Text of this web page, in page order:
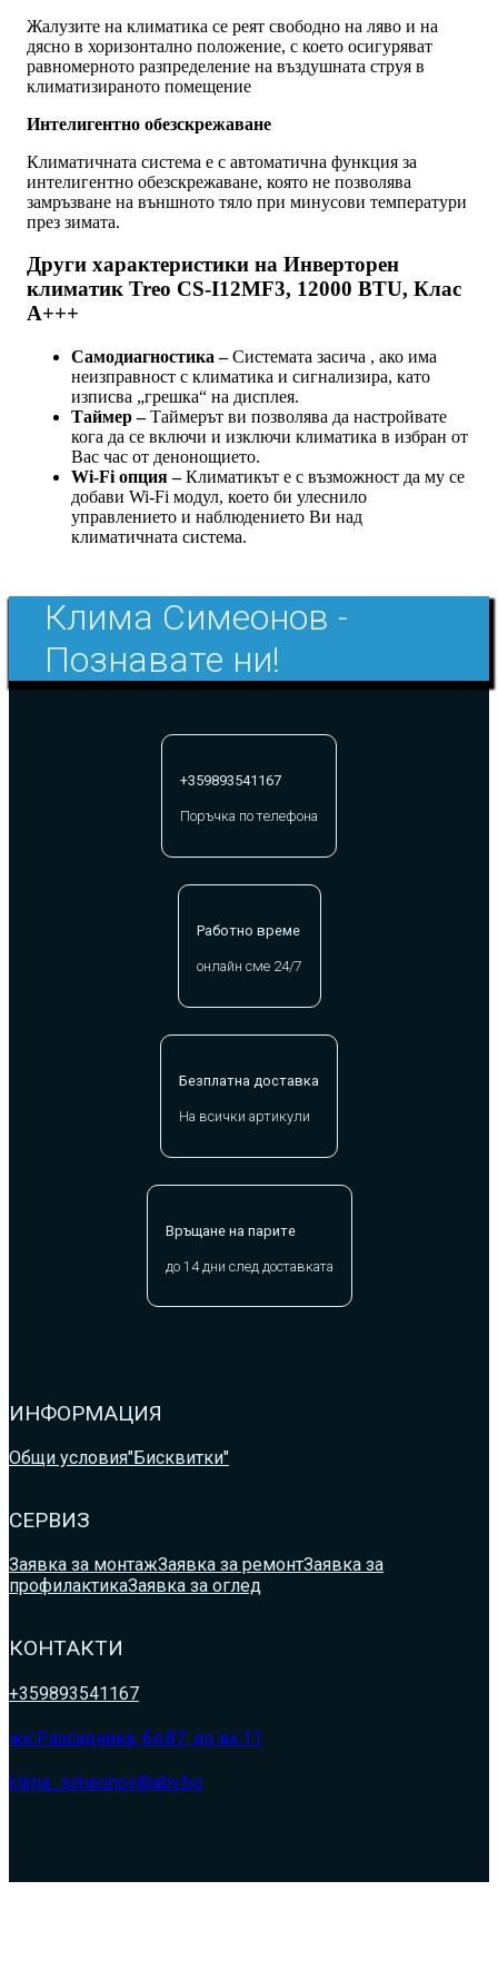
Жалузите на климатика се реят свободно на ляво и на
дясно в хоризонтално положение, с което осигуряват
равномерното разпределение на въздушната струя в
климатизираното помещение
Интелигентно обезскрежаване
Климатичната система е с автоматична функция за
интелигентно обезскрежаване, която не позволява
замръзване на външното тяло при минусови температури
през зимата.
Други характеристики на Инверторен
климатик Treo CS-I12MF3, 12000 BTU, Клас
А+++
Самодиагностика –Системата засича , ако има
неизправност с климатика и сигнализира, като
изписва „грешка“ на дисплея.
Таймер –Таймерът ви позволява да настройвате
кога да се включи и изключи климатика в избран от
Вас час от денонощието.
Wi-Fi опция–Климатикът е с възможност да му се
добави Wi-Fi модул, което би улеснило
управлението и наблюдението Ви над
климатичната система.
Клима Симеонов -
Познавате ни!
+359893541167
Поръчка по телефона
Работно време
онлайн сме 24/7
Безплатна доставка
На всички артикули
Връщане на парите
до 14 дни след доставката
ИНФОРМАЦИЯ
Общи условия"Бисквитки"
СЕРВИЗ
Заявка за монтажЗаявка за ремонтЗаявка за
профилактикаЗаявка за оглед
КОНТАКТИ
+359893541167
жк.Разсадника, бл.87, до вх.11
klima_simeonov@abv.bg